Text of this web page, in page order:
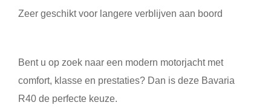
Zeer geschikt voor langere verblijven aan boord
Bent u op zoek naar een modern motorjacht met
comfort, klasse en prestaties? Dan is deze Bavaria
R40 de perfecte keuze.